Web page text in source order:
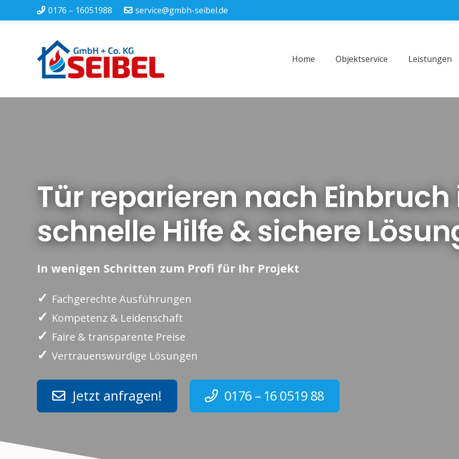
0176 – 16051988 service@gmbh-seibel.de
Home Objektservice Leistungen
Tür reparieren nach
schnelle Hilfe & sichere
In wenigen Schritten zum Profi für Ihr Projekt
✓ Fachgerechte Ausführungen
✓ Kompetenz & Leidenschaft
✓ Faire & transparente Preise
✓ Vertrauenswürdige Lösungen
Jetzt anfragen! 0176 – 16 0519 88